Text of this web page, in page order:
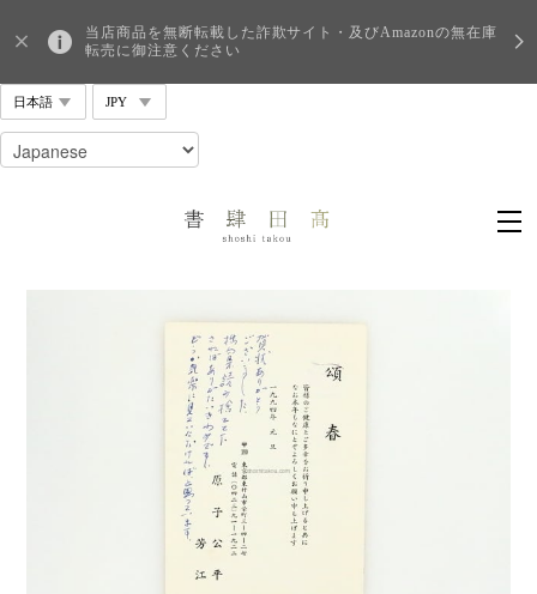
当店商品を無断転載した詐欺サイト・及びAmazonの無在庫
転売に御注意ください